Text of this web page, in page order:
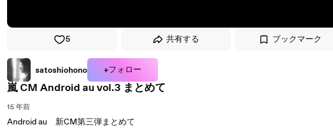
5 共有する ブックマーク
satoshiohono +フォロー
嵐 CM Android au vol.3 まとめて
15 年前
Android au 新CM第三弾まとめて